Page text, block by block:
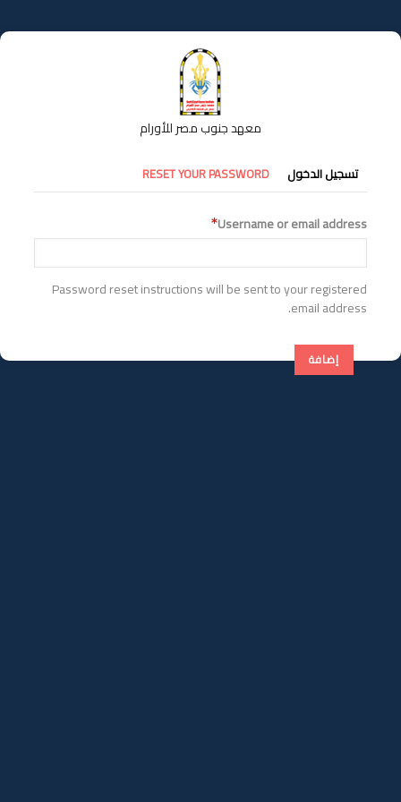
إلى
المحتوى
معهد جنوب مصر للأورام
التبويبات
الأساسية
تسجيل الدخول RESET YOUR PASSWORD
Username or email address
Password reset instructions will be sent to your registered
email address.